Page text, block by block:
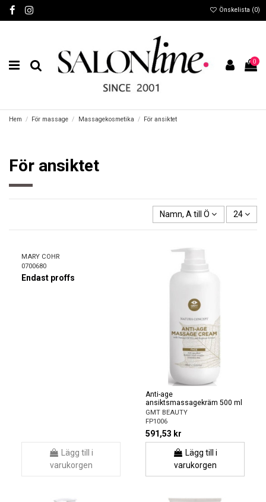
Önskelista (0)
0
Hem För massage Massagekosmetika För ansiktet
För ansiktet
Namn, A till Ö 24
MARY COHR
0700680
Endast proffs
Lägg till i
varukorgen
Anti-age
ansiktsmassagekräm 500 ml
GMT BEAUTY
FP1006
591,53 kr
Lägg till i
varukorgen